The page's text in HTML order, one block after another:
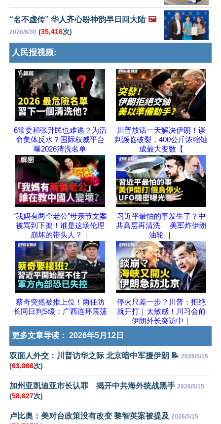
“名不虚传” 华人齐心盼神韵早日回大陆 🖼️
2026/6/30 (35,416次)
人民报视频:
6常委和张升民也难逃？为活
命集体反水？国际权威平台
曝2026清洗名单
川普放话一天解决伊朗！谈
判濒临破裂，400公斤浓缩铀
成最大变数【
“我妈有两个老公”母亲节文案
被骂到下架！谁是这场伦理
崩坏的带头人？｜
习近平最怕的事发生了？中
共高层再清洗 ｜美军炸伊朗
油轮 ｜
蔡奇突然被推上位！两任防
长同日判S缓；广西连环震荡
停火只差一步？川普：拒绝
就开打｜太敏感！川习会前
伊朗外长突访中｜
更多文章导读： 2026年5月12日
双面人外交：川普访华之际 北京暗中军援伊朗 📝 2026/5/15
(63,066次)
加州亚凯迪亚市长认罪 揭开中共海外统战黑手 2026/5/15
(58,627次)
卢比奥：美对台政策没有改变 黎智英案被提及 2026/5/15